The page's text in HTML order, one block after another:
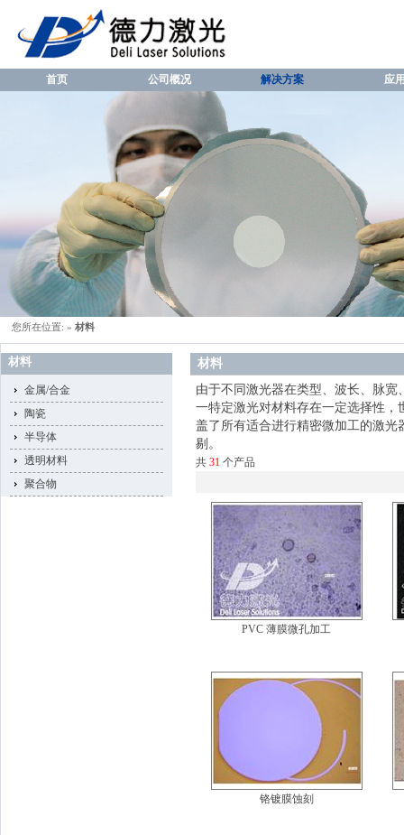
首页 公司概况 解决方案 应
您所在位置: » 材料
材料
金属/合金
陶瓷
半导体
透明材料
聚合物
材料
由于不同激光器在类型、波长、脉
一特定激光对材料存在一定选择性
盖了所有适合进行精密微加工的激光
剔。
共 31 个产品
PVC 薄膜微孔加工
铬镀膜蚀刻